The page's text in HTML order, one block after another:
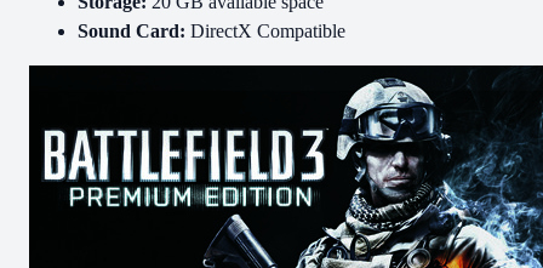
Sound Card: DirectX Compatible